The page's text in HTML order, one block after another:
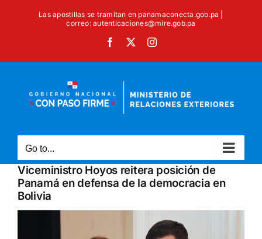
Las apostillas se tramitan en panamaconecta.gob.pa |
correo: autenticaciones@mire.gob.pa
Facebook Instagram
Go to...
Viceministro Hoyos reitera posición de
Panamá en defensa de la democracia en
Bolivia